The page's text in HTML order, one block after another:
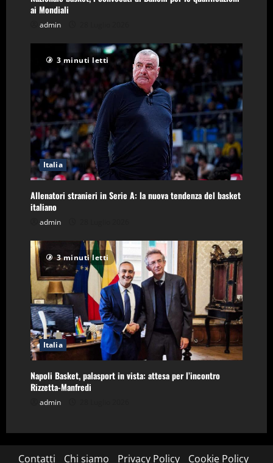
ai Mondiali
admin
3 minuti letti
Italia
Allenatori stranieri in Serie A: la nuova tendenza del basket
italiano
admin
3 minuti letti
Italia
Napoli Basket, palasport in vista: attesa per l’incontro
Rizzetta-Manfredi
admin
Contatti Chi siamo Privacy Policy Cookie Policy